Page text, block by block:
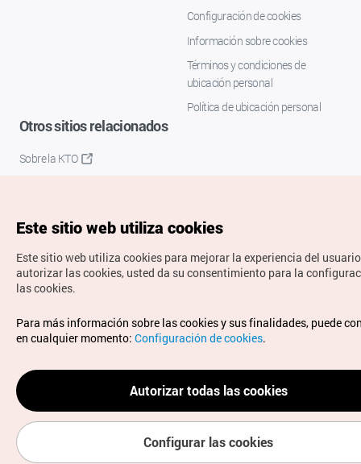
Configuración de cookies
Información sobre cookies
Términos y condiciones de
ubicación personal
Política de ubicación personal
Otros sitios relacionados
Sobre la KTO
Copyrights © Organización de Turismo de Corea. Todos los
derechos reservados.
Para informes de errores y cuestiones relacionadas con el
sitio web, dirija sus consultas al correoelectrónico oficial:
spanish@knto.or.kr
Este sitio web utiliza cookies
Este sitio web utiliza cookies para mejorar la experiencia del
autorizar las cookies, usted da su consentimiento para la
las cookies.
Para más información sobre las cookies y sus finalidades, puede
en cualquier momento: Configuración de cookies.
Autorizar todas las cookies
Configurar las cookies